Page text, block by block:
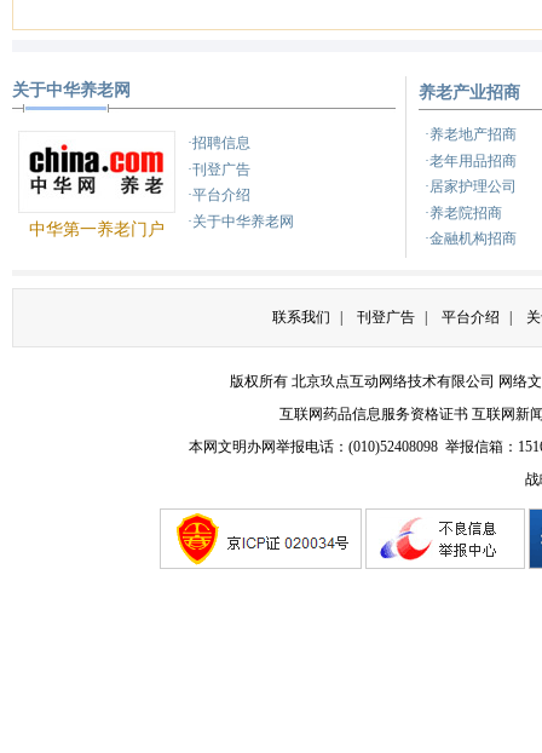
天天
关于中华养老网
中华第一养老门户
·招聘信息
·刊登广告
·平台介绍
·关于中华养老网
养老产业招商
·养老地产招商
·老年用品招商
·居家护理公司
·养老院招商
·金融机构招商
联系我们 刊登广告 平台介绍
版权所有 北京玖点互动网络技术有限公司 网络
互联网药品信息服务资格证书 互联网新
本网文明办网举报电话：(010)52408098 举报信箱：